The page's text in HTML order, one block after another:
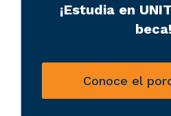
¡Estudia en
beca!
Conoce el